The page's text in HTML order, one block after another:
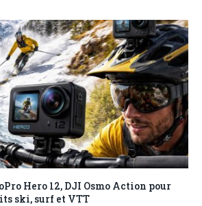
Hero 12, DJI Osmo Action pour
ski, surf et VTT